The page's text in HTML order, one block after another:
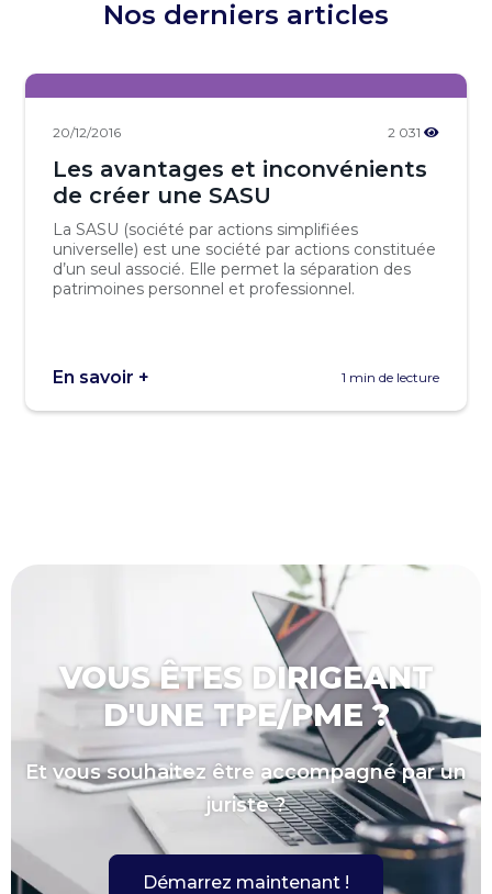
Nos derniers articles
20/12/2016 2 031
Les avantages et inconvénients
de créer une SASU
La SASU (société par actions simplifiées
universelle) est une société par actions constituée
d’un seul associé. Elle permet la séparation des
patrimoines personnel et professionnel.
En savoir + 1 min de lecture
VOUS ÊTES DIRIGEANT
D'UNE TPE/PME ?
Et vous souhaitez être accompagné par un
juriste ?
Démarrez maintenant !